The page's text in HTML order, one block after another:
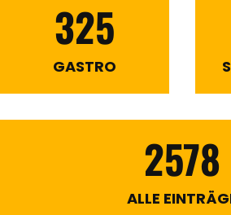
325
GASTRO
2578
ALLE